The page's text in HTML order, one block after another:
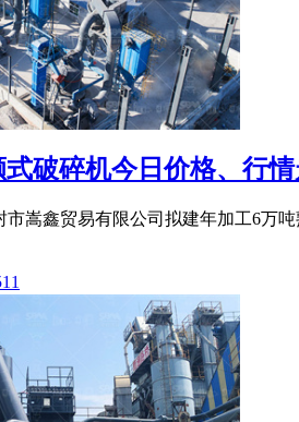
破碎机今日价格、行
市嵩鑫贸易有限公司拟建年加工6万